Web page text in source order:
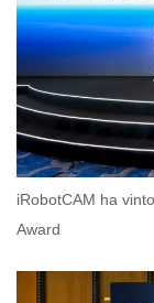
iRobotCAM ha
Award